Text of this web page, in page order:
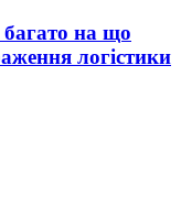
на що
логістики